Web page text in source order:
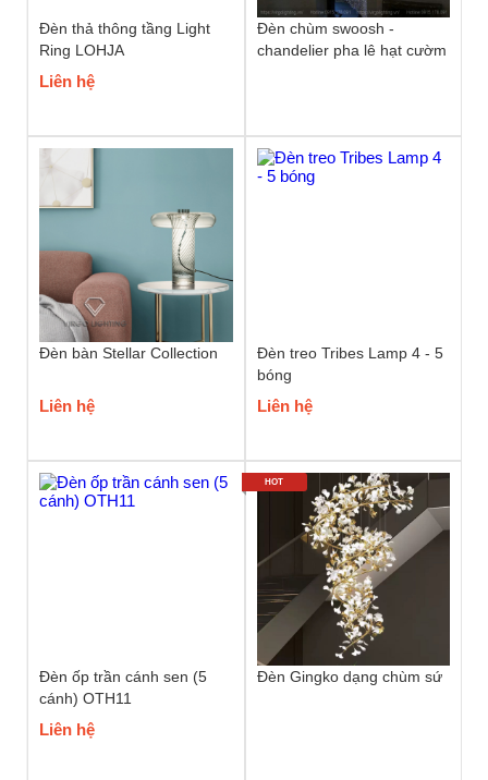
Đèn thả thông tầng Light
Ring LOHJA
Liên hệ
Đèn chùm swoosh -
chandelier pha lê hạt cườm
Đèn bàn Stellar Collection
Liên hệ
Đèn treo Tribes Lamp 4 - 5
bóng
Liên hệ
Đèn ốp trần cánh sen (5
cánh) OTH11
Liên hệ
Đèn Gingko dạng chùm sứ
HOT